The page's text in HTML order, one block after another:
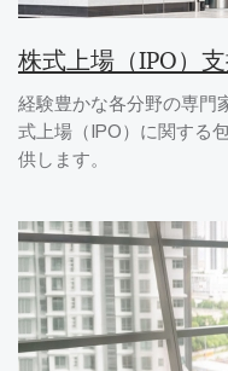
株式上場（IPO）
経験豊かな各分野の専門
式上場（IPO）に関する
供します。